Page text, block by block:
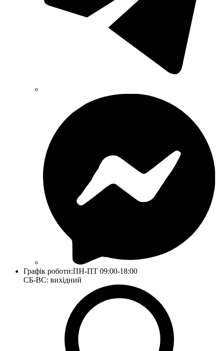
Графік роботи:ПН-ПТ 09:00-18:00
СБ-ВС: вихідний